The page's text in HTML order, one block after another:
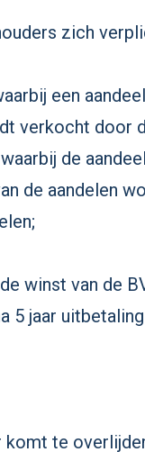
zich
een
verkocht door
de
de aandelen
winst van de
5 jaar
komt te